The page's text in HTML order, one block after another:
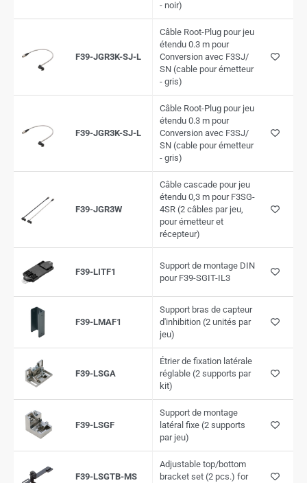
- noir)
F39-JGR3K-SJ-L
Câble Root-Plug pour jeu
étendu 0.3 m pour
Conversion avec F3SJ/
SN (cable pour émetteur
- gris)
F39-JGR3K-SJ-L
Câble Root-Plug pour jeu
étendu 0.3 m pour
Conversion avec F3SJ/
SN (cable pour émetteur
- gris)
F39-JGR3W
Câble cascade pour jeu
étendu 0,3 m pour F3SG-
4SR (2 câbles par jeu,
pour émetteur et
récepteur)
F39-LITF1
Support de montage DIN
pour F39-SGIT-IL3
F39-LMAF1
Support bras de capteur
d'inhibition (2 unités par
jeu)
F39-LSGA
Étrier de fixation latérale
réglable (2 supports par
kit)
F39-LSGF
Support de montage
latéral fixe (2 supports
par jeu)
F39-LSGTB-MS
Adjustable top/bottom
bracket set (2 pcs.) for